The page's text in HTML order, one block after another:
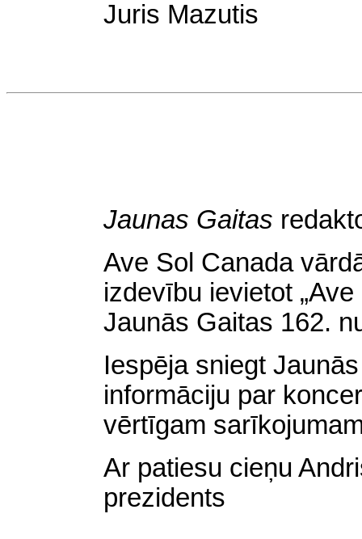
Juris Mazutis
Jaunas Gaitas
Ave Sol Canada
izdevību ievietot
Jaunās Gaitas 162.
Iespēja sniegt
informāciju par
vērtīgam
Ar patiesu cieņu
prezidents